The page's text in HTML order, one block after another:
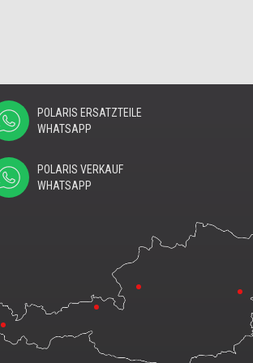
POLARIS ERSATZTEILE
WHATSAPP
POLARIS VERKAUF
WHATSAPP